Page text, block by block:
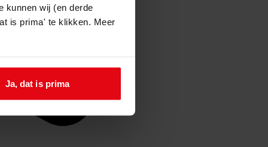
kunnen wij (en derde
is prima' te klikken. Meer
Ja, dat is prima